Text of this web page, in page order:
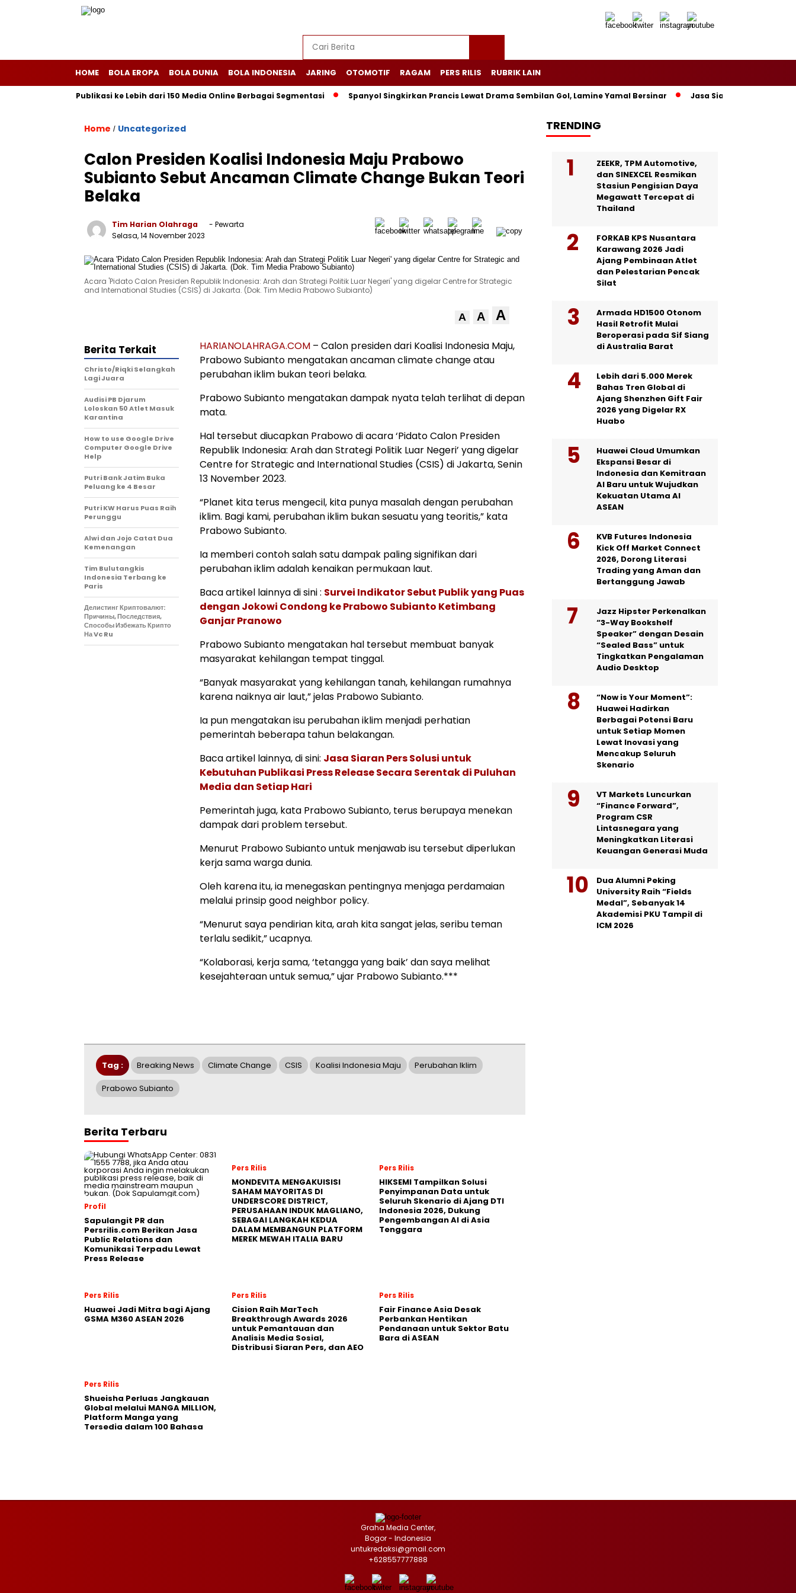
HOME BOLA EROPA BOLA DUNIA BOLA INDONESIA JARING OTOMOTIF RAGAM PERS RILIS RUBRIK LAIN
Melayani Publikasi ke Lebih dari 150 Media Online Berbagai Segmentasi Spanyol Singkirkan Prancis Lewat Drama Sembilan Gol, Lamine Yamal Bersinar Jasa Siaran Pers
Home / Uncategorized
Calon Presiden Koalisi Indonesia Maju Prabowo
Subianto Sebut Ancaman Climate Change Bukan Teori
Belaka
Tim Harian Olahraga
- Pewarta
Selasa, 14 November 2023
Acara 'Pidato Calon Presiden Republik Indonesia: Arah dan Strategi Politik Luar Negeri' yang digelar Centre for Strategic
and International Studies (CSIS) di Jakarta. (Dok. Tim Media Prabowo Subianto)
A A A
HARIANOLAHRAGA.COM – Calon presiden dari Koalisi Indonesia Maju,
Prabowo Subianto mengatakan ancaman climate change atau
perubahan iklim bukan teori belaka.
Prabowo Subianto mengatakan dampak nyata telah terlihat di depan
mata.
Hal tersebut diucapkan Prabowo di acara ‘Pidato Calon Presiden
Republik Indonesia: Arah dan Strategi Politik Luar Negeri’ yang digelar
Centre for Strategic and International Studies (CSIS) di Jakarta, Senin
13 November 2023.
“Planet kita terus mengecil, kita punya masalah dengan perubahan
iklim. Bagi kami, perubahan iklim bukan sesuatu yang teoritis,” kata
Prabowo Subianto.
Ia memberi contoh salah satu dampak paling signifikan dari
perubahan iklim adalah kenaikan permukaan laut.
Baca artikel lainnya di sini : Survei Indikator Sebut Publik yang Puas
dengan Jokowi Condong ke Prabowo Subianto Ketimbang
Ganjar Pranowo
Prabowo Subianto mengatakan hal tersebut membuat banyak
masyarakat kehilangan tempat tinggal.
“Banyak masyarakat yang kehilangan tanah, kehilangan rumahnya
karena naiknya air laut,” jelas Prabowo Subianto.
Ia pun mengatakan isu perubahan iklim menjadi perhatian
pemerintah beberapa tahun belakangan.
Baca artikel lainnya, di sini: Jasa Siaran Pers Solusi untuk
Kebutuhan Publikasi Press Release Secara Serentak di Puluhan
Media dan Setiap Hari
Pemerintah juga, kata Prabowo Subianto, terus berupaya menekan
dampak dari problem tersebut.
Menurut Prabowo Subianto untuk menjawab isu tersebut diperlukan
kerja sama warga dunia.
Oleh karena itu, ia menegaskan pentingnya menjaga perdamaian
melalui prinsip good neighbor policy.
“Menurut saya pendirian kita, arah kita sangat jelas, seribu teman
terlalu sedikit,” ucapnya.
“Kolaborasi, kerja sama, ‘tetangga yang baik’ dan saya melihat
kesejahteraan untuk semua,” ujar Prabowo Subianto.***
Berita Terkait
Christo/Riqki Selangkah
Lagi Juara
Audisi PB Djarum
Loloskan 50 Atlet Masuk
Karantina
How to use Google Drive
Computer Google Drive
Help
Putri Bank Jatim Buka
Peluang ke 4 Besar
Putri KW Harus Puas Raih
Perunggu
Alwi dan Jojo Catat Dua
Kemenangan
Tim Bulutangkis
Indonesia Terbang ke
Paris
Делистинг Криптовалют:
Причины, Последствия,
Способы Избежать Крипто
На Vc Ru
Tag : Breaking News Climate Change CSIS Koalisi Indonesia Maju Perubahan Iklim
Prabowo Subianto
Berita Terbaru
Profil
Sapulangit PR dan
Persrilis.com Berikan Jasa
Public Relations dan
Komunikasi Terpadu Lewat
Press Release
Pers Rilis
MONDEVITA MENGAKUISISI
SAHAM MAYORITAS DI
UNDERSCORE DISTRICT,
PERUSAHAAN INDUK MAGLIANO,
SEBAGAI LANGKAH KEDUA
DALAM MEMBANGUN PLATFORM
MEREK MEWAH ITALIA BARU
Pers Rilis
HIKSEMI Tampilkan Solusi
Penyimpanan Data untuk
Seluruh Skenario di Ajang DTI
Indonesia 2026, Dukung
Pengembangan AI di Asia
Tenggara
Pers Rilis
Huawei Jadi Mitra bagi Ajang
GSMA M360 ASEAN 2026
Pers Rilis
Cision Raih MarTech
Breakthrough Awards 2026
untuk Pemantauan dan
Analisis Media Sosial,
Distribusi Siaran Pers, dan AEO
Pers Rilis
Fair Finance Asia Desak
Perbankan Hentikan
Pendanaan untuk Sektor Batu
Bara di ASEAN
Pers Rilis
Shueisha Perluas Jangkauan
Global melalui MANGA MILLION,
Platform Manga yang
Tersedia dalam 100 Bahasa
TRENDING
ZEEKR, TPM Automotive,
dan SINEXCEL Resmikan
Stasiun Pengisian Daya
Megawatt Tercepat di
Thailand
FORKAB KPS Nusantara
Karawang 2026 Jadi
Ajang Pembinaan Atlet
dan Pelestarian Pencak
Silat
Armada HD1500 Otonom
Hasil Retrofit Mulai
Beroperasi pada Sif Siang
di Australia Barat
Lebih dari 5.000 Merek
Bahas Tren Global di
Ajang Shenzhen Gift Fair
2026 yang Digelar RX
Huabo
Huawei Cloud Umumkan
Ekspansi Besar di
Indonesia dan Kemitraan
AI Baru untuk Wujudkan
Kekuatan Utama AI
ASEAN
KVB Futures Indonesia
Kick Off Market Connect
2026, Dorong Literasi
Trading yang Aman dan
Bertanggung Jawab
Jazz Hipster Perkenalkan
“3-Way Bookshelf
Speaker” dengan Desain
“Sealed Bass” untuk
Tingkatkan Pengalaman
Audio Desktop
“Now is Your Moment”:
Huawei Hadirkan
Berbagai Potensi Baru
untuk Setiap Momen
Lewat Inovasi yang
Mencakup Seluruh
Skenario
VT Markets Luncurkan
“Finance Forward”,
Program CSR
Lintasnegara yang
Meningkatkan Literasi
Keuangan Generasi Muda
Dua Alumni Peking
University Raih “Fields
Medal”, Sebanyak 14
Akademisi PKU Tampil di
ICM 2026
Graha Media Center,
Bogor - Indonesia
untukredaksi@gmail.com
+628557777888